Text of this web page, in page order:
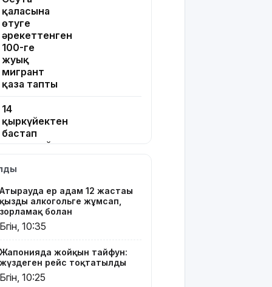
қаласына
өтуге
әрекеттенген
100-ге
жуық
мигрант
қаза тапты
14
қыркүйектен
бастап
тұрғын үй
тұру
өзгереді:
Кімдер
кезекке
тұра
Абайлаңыз:
жалған
Атырауда ер адам 12 жастағы
қызды алкогольге жұмсап,
зорламақ болған
Бүгін, 10:35
Жапонияда жойқын тайфун:
жүздеген рейс тоқтатылды
Бүгін, 10:25